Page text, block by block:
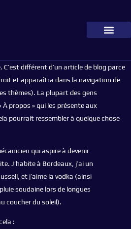
C’est différent d’un article de blog parce
et apparaîtra dans la navigation de
thèmes). La plupart des gens
propos » qui les présente aux
pourrait ressembler à quelque chose
qui aspire à devenir
J’habite à Bordeaux, j’ai un
et j’aime la vodka (ainsi
soudaine lors de longues
coucher du soleil).
: